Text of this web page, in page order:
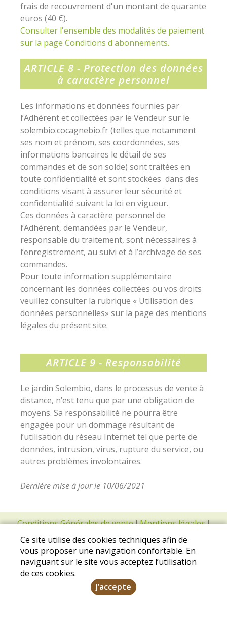
frais de recouvrement d'un montant de quarante
euros (40 €).
Consulter l'ensemble des modalités de paiement
sur la page Conditions d'abonnements.
ARTICLE 8 - Protection des données
à caractère personnel
Les informations et données fournies par
l’Adhérent et collectées par le Vendeur sur le
solembio.cocagnebio.fr (telles que notamment
ses nom et prénom, ses coordonnées, ses
informations bancaires le détail de ses
commandes et de son solde) sont traitées en
toute confidentialité et sont stockées dans des
conditions visant à assurer leur sécurité et
confidentialité suivant la loi en vigueur.
Ces données à caractère personnel de
l’Adhérent, demandées par le Vendeur,
responsable du traitement, sont nécessaires à
l’enregistrement, au suivi et à l’archivage de ses
commandes.
Pour toute information supplémentaire
concernant les données collectées ou vos droits
veuillez consulter la rubrique « Utilisation des
données personnelles» sur la page des mentions
légales du présent site.
ARTICLE 9 - Responsabilité
Le jardin Solembio, dans le processus de vente à
distance, n’est tenu que par une obligation de
moyens. Sa responsabilité ne pourra être
engagée pour un dommage résultant de
l’utilisation du réseau Internet tel que perte de
données, intrusion, virus, rupture du service, ou
autres problèmes involontaires.
Dernière mise à jour le 10/06/2021
Conditions Générales de venteIMentions légalesI
Protection des données personnelles
Ce site utilise des cookies techniques afin de
vous proposer une navigation confortable. En
naviguant sur le site vous acceptez l’utilisation
de ces cookies.
J’accepte